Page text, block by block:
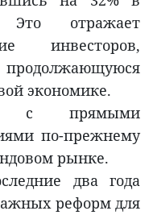
Это отражает
инвесторов,
экономике.
с прямыми
по-прежнему
рынке.
два года
реформ для